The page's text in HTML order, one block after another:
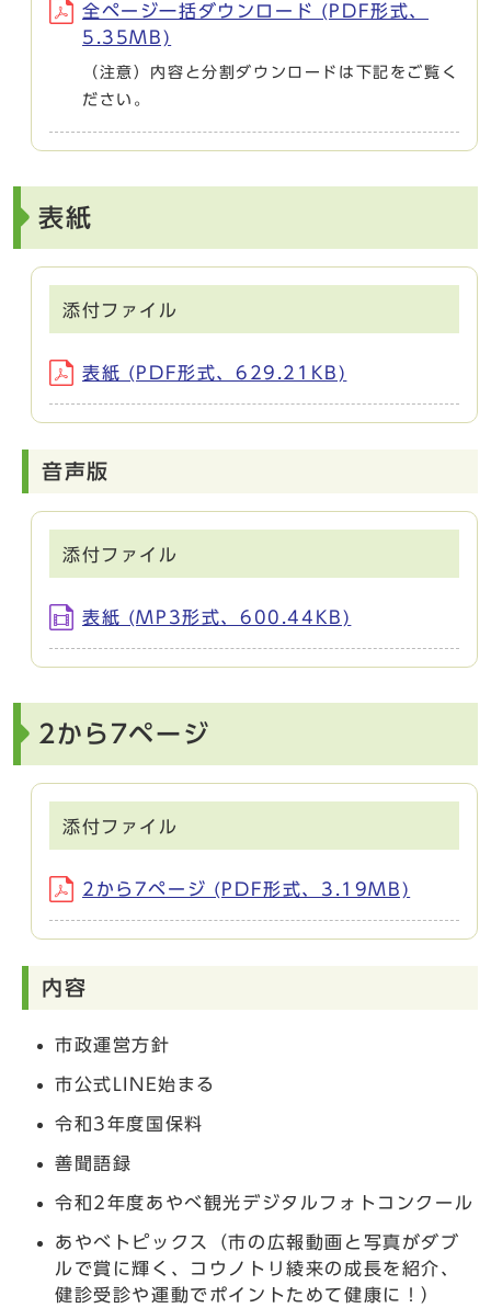
全ページ一括ダウンロード (PDF形式、
5.35MB)
（注意）内容と分割ダウンロードは下記をご覧く
ださい。
表紙
添付ファイル
表紙 (PDF形式、629.21KB)
音声版
添付ファイル
表紙 (MP3形式、600.44KB)
2から7ページ
添付ファイル
2から7ページ (PDF形式、3.19MB)
内容
市政運営方針
市公式LINE始まる
令和3年度国保料
善聞語録
令和2年度あやべ観光デジタルフォトコンクール
あやべトピックス（市の広報動画と写真がダブ
ルで賞に輝く、コウノトリ綾来の成長を紹介、
健診受診や運動でポイントためて健康に！）